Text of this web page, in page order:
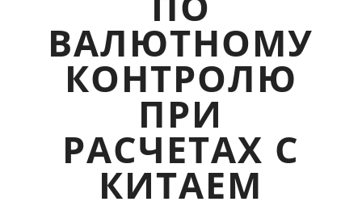
ВАЛЮТНОМУ
КОНТРОЛЮ
ПРИ
РАСЧЕТАХ С
КИТАЕМ